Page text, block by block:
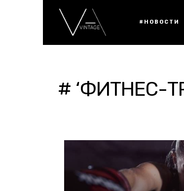
#НОВОСТИ
# ‘ФИТНЕС-